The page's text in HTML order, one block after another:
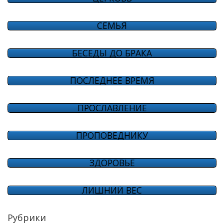
СЕМЬЯ
БЕСЕДЫ ДО БРАКА
ПОСЛЕДНЕЕ ВРЕМЯ
ПРОСЛАВЛЕНИЕ
ПРОПОВЕДНИКУ
ЗДОРОВЬЕ
ЛИШНИЙ ВЕС
Рубрики